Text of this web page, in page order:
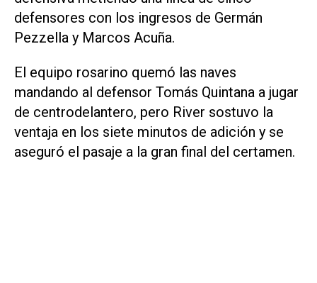
defensores con los ingresos de Germán
Pezzella y Marcos Acuña.
El equipo rosarino quemó las naves
mandando al defensor Tomás Quintana a jugar
de centrodelantero, pero River sostuvo la
ventaja en los siete minutos de adición y se
aseguró el pasaje a la gran final del certamen.